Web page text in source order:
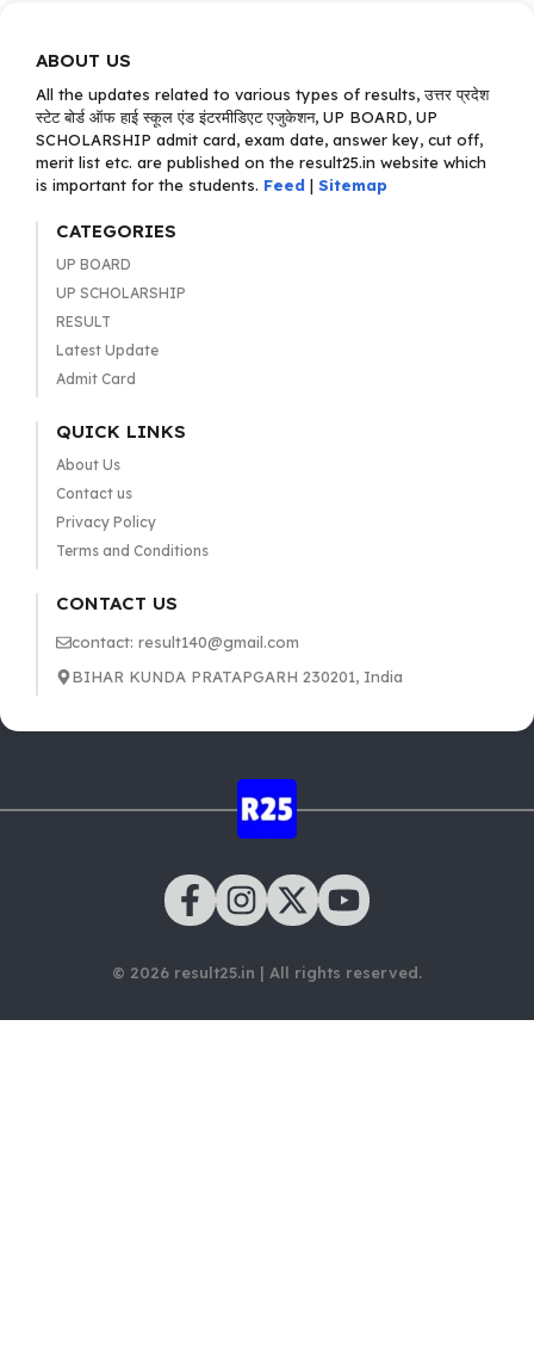
ABOUT US
All the updates related to various types of results, उत्तर प्रदेश
स्टेट बोर्ड ऑफ हाई स्कूल एंड इंटरमीडिएट एजुकेशन, UP BOARD, UP
SCHOLARSHIP admit card, exam date, answer key, cut off,
merit list etc. are published on the result25.in website which
is important for the students. Feed | Sitemap
CATEGORIES
UP BOARD
UP SCHOLARSHIP
RESULT
Latest Update
Admit Card
QUICK LINKS
About Us
Contact us
Privacy Policy
Terms and Conditions
CONTACT US
contact: result140@gmail.com
BIHAR KUNDA PRATAPGARH 230201, India
© 2026 result25.in | All rights reserved.